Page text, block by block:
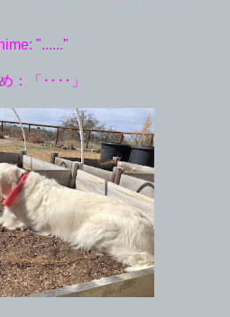
"......"
：「‥‥」